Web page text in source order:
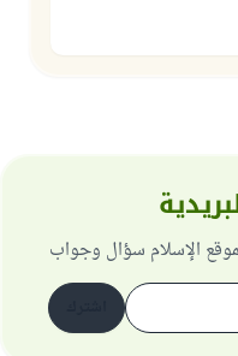
الإسلام سؤال وجواب